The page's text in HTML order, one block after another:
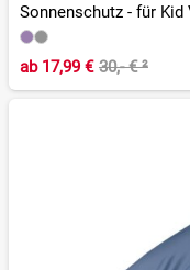
Sonnenschutz - für Kid
ab17,99 € 30,- €²